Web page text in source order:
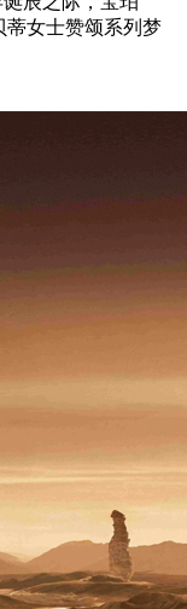
蒂女士赞颂系列梦